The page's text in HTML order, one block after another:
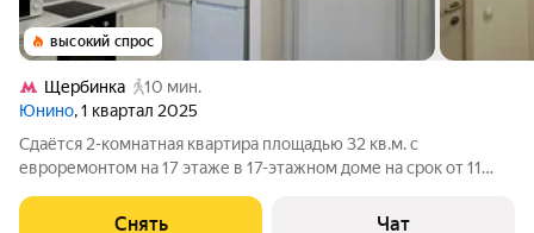
высокий спрос
Щербинка
10 мин.
Юнино, 1 квартал 2025
Сдаётся 2-комнатная квартира площадью 32 кв.м. с
евроремонтом на 17 этаже в 17-этажном доме на срок от 11
Стиральная машина Холодильник Кондиционер
Снять Чат